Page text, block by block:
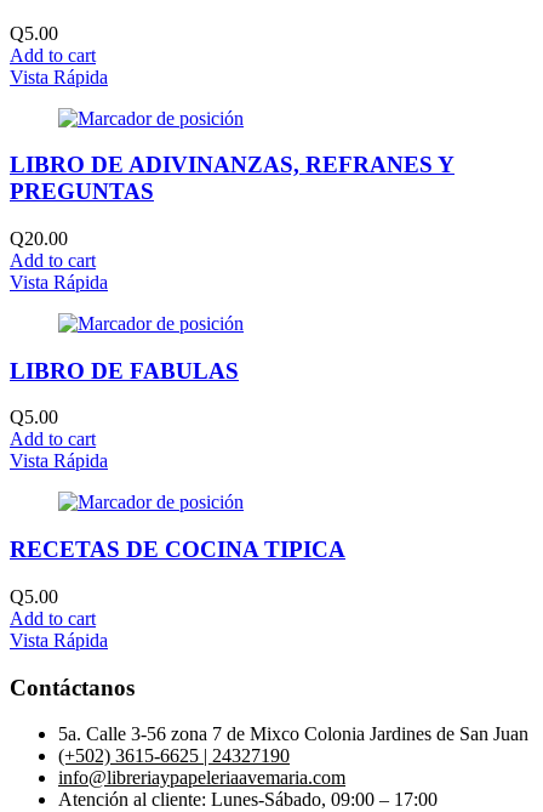
Q5.00
Add to cart
Vista Rápida
LIBRO DE ADIVINANZAS, REFRANES Y
PREGUNTAS
Q20.00
Add to cart
Vista Rápida
LIBRO DE FABULAS
Q5.00
Add to cart
Vista Rápida
RECETAS DE COCINA TIPICA
Q5.00
Add to cart
Vista Rápida
Contáctanos
5a. Calle 3-56 zona 7 de Mixco Colonia Jardines de San Juan
(+502) 3615-6625 | 24327190
info@libreriaypapeleriaavemaria.com
Atención al cliente: Lunes-Sábado, 09:00 – 17:00